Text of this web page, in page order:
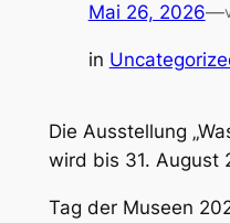
Mai 26, 2026—
in
Die Ausstellung
wird bis 31. August
Tag der Museen